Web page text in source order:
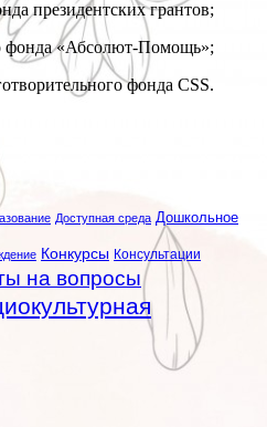
президентских грантов;
фонда «Абсолют-Помощь»;
фонда CSS.
Доступная среда Дошкольное
Конкурсы Консультации
на вопросы